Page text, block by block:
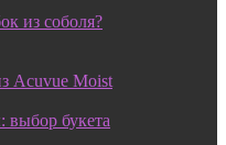
из соболя?
Acuvue Moist
выбор букета